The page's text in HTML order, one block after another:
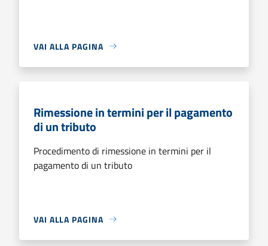
VAI ALLA PAGINA
Rimessione in termini per il pagamento
di un tributo
Procedimento di rimessione in termini per il
pagamento di un tributo
VAI ALLA PAGINA